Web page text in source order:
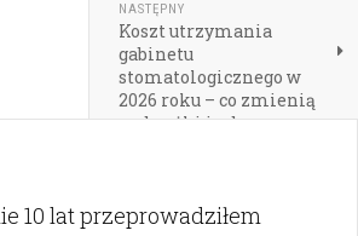
NASTĘPNY
Koszt utrzymania
gabinetu
stomatologicznego w
2026 roku – co zmienią
podwyżki i od czego
10 lat przeprowadziłem